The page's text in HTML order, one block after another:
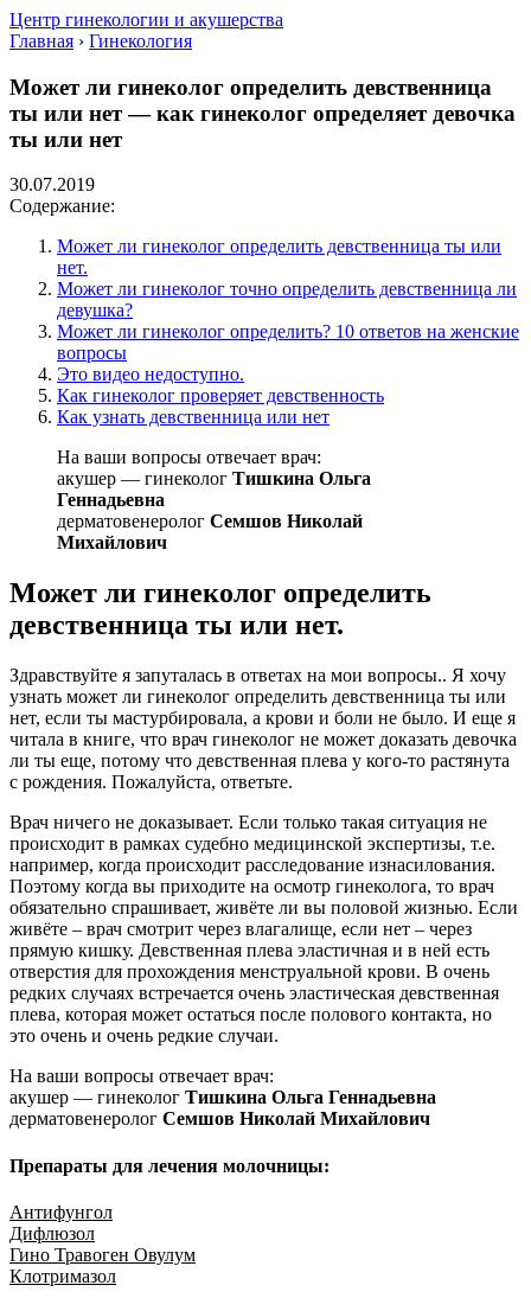
Центр гинекологии и акушерства
Главная › Гинекология
Может ли гинеколог определить девственница
ты или нет — как гинеколог определяет девочка
ты или нет
30.07.2019
Содержание:
Может ли гинеколог определить девственница ты или
нет.
Может ли гинеколог точно определить девственница ли
девушка?
Может ли гинеколог определить? 10 ответов на женские
вопросы
Это видео недоступно.
Как гинеколог проверяет девственность
Как узнать девственница или нет
На ваши вопросы отвечает врач:
акушер — гинеколог Тишкина Ольга
Геннадьевна
дерматовенеролог Семшов Николай
Михайлович
Может ли гинеколог определить
девственница ты или нет.
Здравствуйте я запуталась в ответах на мои вопросы.. Я хочу
узнать может ли гинеколог определить девственница ты или
нет, если ты мастурбировала, а крови и боли не было. И еще я
читала в книге, что врач гинеколог не может доказать девочка
ли ты еще, потому что девственная плева у кого-то растянута
с рождения. Пожалуйста, ответьте.
Врач ничего не доказывает. Если только такая ситуация не
происходит в рамках судебно медицинской экспертизы, т.е.
например, когда происходит расследование изнасилования.
Поэтому когда вы приходите на осмотр гинеколога, то врач
обязательно спрашивает, живёте ли вы половой жизнью. Если
живёте – врач смотрит через влагалище, если нет – через
прямую кишку. Девственная плева эластичная и в ней есть
отверстия для прохождения менструальной крови. В очень
редких случаях встречается очень эластическая девственная
плева, которая может остаться после полового контакта, но
это очень и очень редкие случаи.
На ваши вопросы отвечает врач:
акушер — гинеколог Тишкина Ольга Геннадьевна
дерматовенеролог Семшов Николай Михайлович
Препараты для лечения молочницы:
Антифунгол
Дифлюзол
Гино Травоген Овулум
Клотримазол